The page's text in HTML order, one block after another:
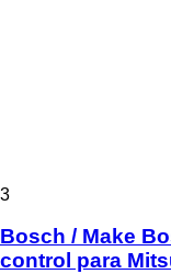
3
Bosch / Make
control para